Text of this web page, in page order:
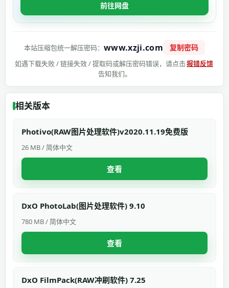
前往网盘
本站压缩包统一解压密码：www.xzji.com 复制密码
如遇下载失败 / 链接失效 / 提取码或解压密码错误，请点击报错反馈
告知我们。
相关版本
Photivo(RAW图片处理软件)v2020.11.19免费版
26 MB / 简体中文
查看
DxO PhotoLab(图片处理软件) 9.10
780 MB / 简体中文
查看
DxO FilmPack(RAW冲刷软件) 7.25